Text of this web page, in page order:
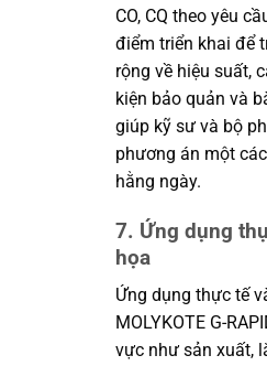
CO, CQ theo yêu
điểm triển khai để
rộng về hiệu suất,
kiện bảo quản và
giúp kỹ sư và bộ
phương án một
hằng ngày.
7. Ứng dụng
họa
Ứng dụng thực tế
MOLYKOTE G-
vực như sản xuất,